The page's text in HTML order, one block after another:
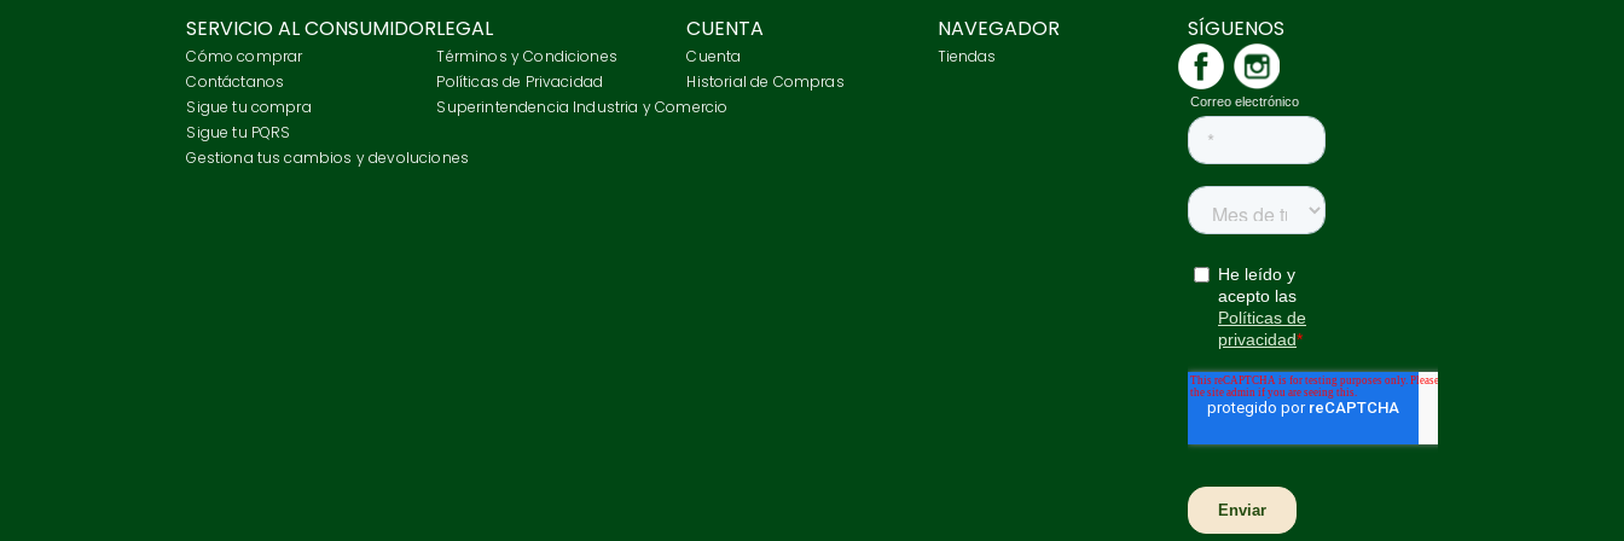
SERVICIO AL CONSUMIDOR
Cómo comprar
Contáctanos
Sigue tu compra
Sigue tu PQRS
Gestiona tus cambios y devoluciones
LEGAL
Términos y Condiciones
Políticas de Privacidad
Superintendencia Industria y Comercio
CUENTA
Cuenta
Historial de Compras
NAVEGADOR
Tiendas
SÍGUENOS